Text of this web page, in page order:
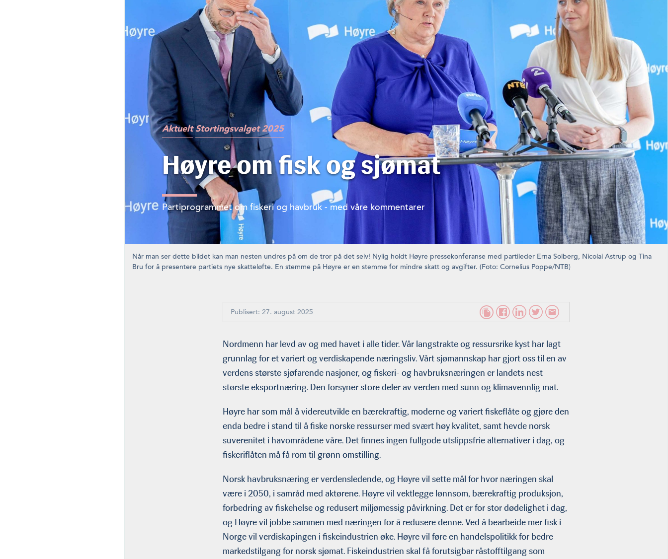
Aktuelt Stortingsvalget 2025
Høyre om fisk og sjømat
Partiprogrammet om fiskeri og havbruk - med våre kommentarer
Når man ser dette bildet kan man nesten undres på om de tror på det selv! Nylig holdt Høyre pressekonferanse med partileder Erna Solberg, Nicolai Astrup og Tina
Bru for å presentere partiets nye skatteløfte. En stemme på Høyre er en stemme for mindre skatt og avgifter. (Foto: Cornelius Poppe/NTB)
Publisert: 27. august 2025
Nordmenn har levd av og med havet i alle tider. Vår langstrakte og ressursrike kyst har lagt
grunnlag for et variert og verdiskapende næringsliv. Vårt sjømannskap har gjort oss til en av
verdens største sjøfarende nasjoner, og fiskeri- og havbruksnæringen er landets nest
største eksportnæring. Den forsyner store deler av verden med sunn og klimavennlig mat.
Høyre har som mål å videreutvikle en bærekraftig, moderne og variert fiskeflåte og gjøre den
enda bedre i stand til å fiske norske ressurser med svært høy kvalitet, samt hevde norsk
suverenitet i havområdene våre. Det finnes ingen fullgode utslippsfrie alternativer i dag, og
fiskeriflåten må få rom til grønn omstilling.
Norsk havbruksnæring er verdensledende, og Høyre vil sette mål for hvor næringen skal
være i 2050, i samråd med aktørene. Høyre vil vektlegge lønnsom, bærekraftig produksjon,
forbedring av fiskehelse og redusert miljømessig påvirkning. Det er for stor dødelighet i dag,
og Høyre vil jobbe sammen med næringen for å redusere denne. Ved å bearbeide mer fisk i
Norge vil verdiskapingen i fiskeindustrien øke. Høyre vil føre en handelspolitikk for bedre
markedstilgang for norsk sjømat. Fiskeindustrien skal få forutsigbar råstofftilgang som